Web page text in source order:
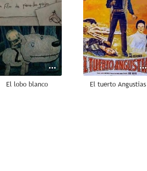
El lobo blanco El tuerto Angustias